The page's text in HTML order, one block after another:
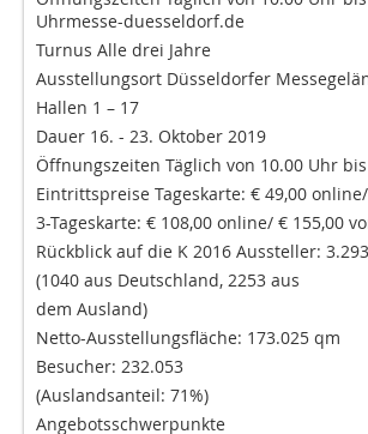
Uhrmesse-duesseldorf.de
Turnus Alle drei Jahre
Ausstellungsort Düsseldorfer
Hallen 1 – 17
Dauer 16. - 23. Oktober 2019
Öffnungszeiten Täglich von 10.00 Uhr
Eintrittspreise Tageskarte: € 49,00
3-Tageskarte: € 108,00 online/ € 155,00
Rückblick auf die K 2016 Aussteller:
(1040 aus Deutschland, 2253 aus
dem Ausland)
Netto-Ausstellungsfläche: 173.025 qm
Besucher: 232.053
(Auslandsanteil: 71%)
Angebotsschwerpunkte